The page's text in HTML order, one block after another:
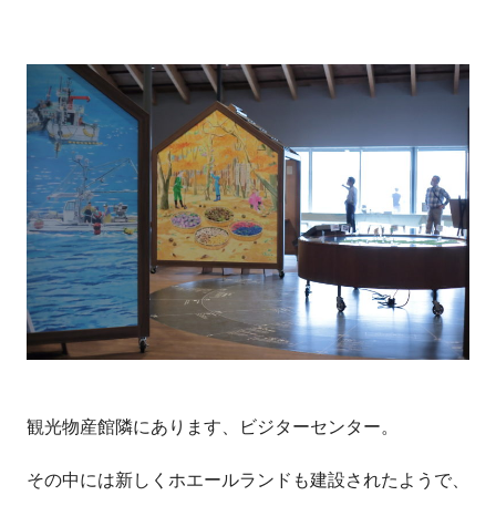
観光物産館隣にあります、ビジターセンター。
その中には新しくホエールランドも建設されたようで、